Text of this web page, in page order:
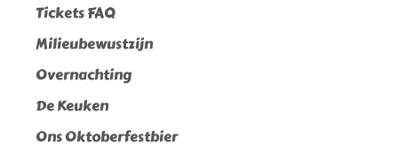
Tickets FAQ
Milieubewustzijn
Overnachting
De Keuken
Ons Oktoberfestbier